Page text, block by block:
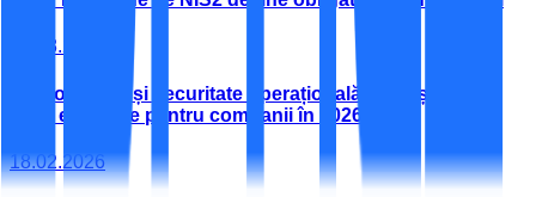
07.08.2026
Conformitate și securitate operațională: AML și NIS2,
teme esențiale pentru companii în 2026
18.02.2026